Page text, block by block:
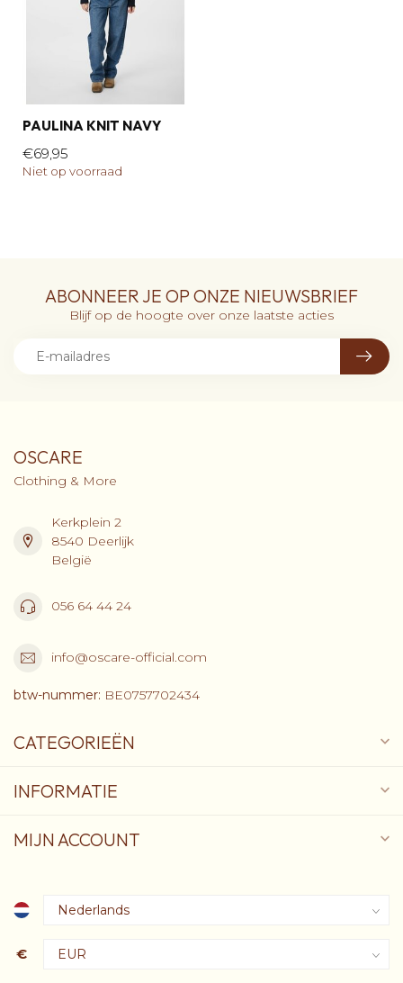
PAULINA KNIT NAVY
€69,95
Niet op voorraad
ABONNEER JE OP ONZE NIEUWSBRIEF
Blijf op de hoogte over onze laatste acties
OSCARE
Clothing & More
Kerkplein 2
8540 Deerlijk
België
056 64 44 24
info@oscare-official.com
btw-nummer: BE0757702434
CATEGORIEËN
INFORMATIE
MIJN ACCOUNT
€